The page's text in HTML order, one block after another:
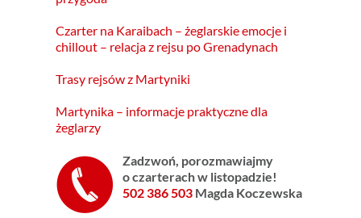
Czarter na Karaibach – żeglarskie emocje i
chillout – relacja z rejsu po Grenadynach
Trasy rejsów z Martyniki
Martynika – informacje praktyczne dla
żeglarzy
Zadzwoń, porozmawiajmy
o czarterachw listopadzie!
502 386 503 Magda Koczewska